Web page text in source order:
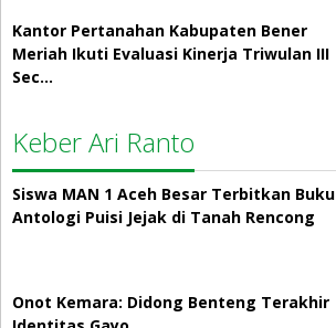
Kantor Pertanahan Kabupaten Bener
Meriah Ikuti Evaluasi Kinerja Triwulan III
Sec…
Keber Ari Ranto
Siswa MAN 1 Aceh Besar Terbitkan Buku
Antologi Puisi Jejak di Tanah Rencong
Onot Kemara: Didong Benteng Terakhir